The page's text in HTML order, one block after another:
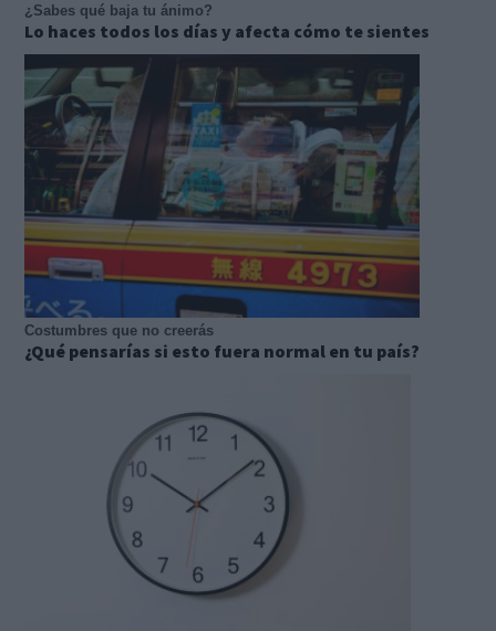
¿Sabes qué baja tu ánimo?
Lo haces todos los días y afecta cómo te sientes
Costumbres que no creerás
¿Qué pensarías si esto fuera normal en tu país?